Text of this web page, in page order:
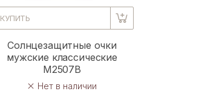
КУПИТЬ
Солнцезащитные очки
мужские классические
M2507B
Нет в наличии